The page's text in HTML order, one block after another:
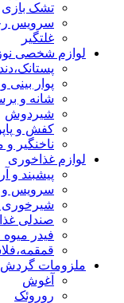
تشک بازی
سرویس
غلتگیر
لوازم شخصی
پوار
شانه و
شیردوش
کفش و
ناخنگیر
لوازم غذاخوری
پیشبند و
سرویس و
شیرخوری
صندلی
فیدر
ملزومات گردش
آغوش
روروئک